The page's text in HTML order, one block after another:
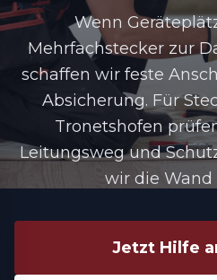
Wenn
Mehrfachstecker zur
schaffen wir feste
Absicherung. Für
Tronetshofen
Leitungsweg und
wir die Wand
Jetzt Hilfe